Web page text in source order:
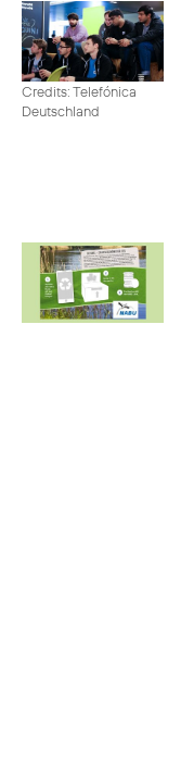
Credits: Telefónica
Deutschland